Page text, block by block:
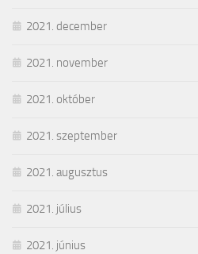
2021. december
2021. november
2021. október
2021. szeptember
2021. augusztus
2021. július
2021. június